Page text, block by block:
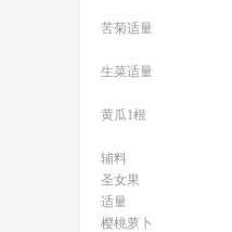
苦菊适量
生菜适量
黄瓜1根
辅料
圣女果
适量
樱桃萝卜